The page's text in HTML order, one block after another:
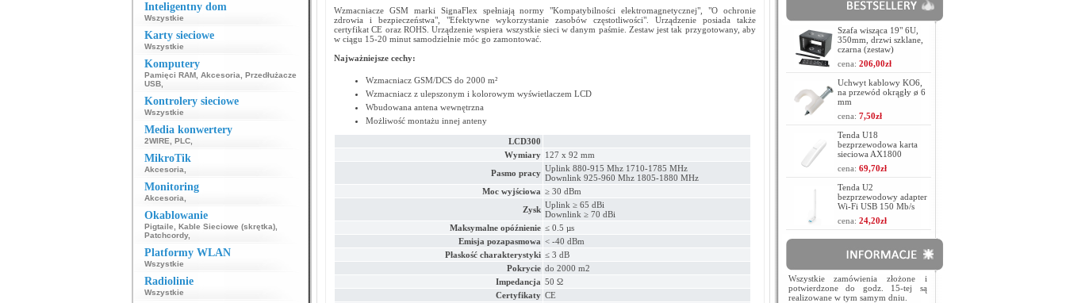
Inteligentny dom
Wszystkie
Karty sieciowe
Wszystkie
Komputery
Pamięci RAM, Akcesoria
Przedłużacze
USB,
Kontrolery sieciowe
Wszystkie
Media konwertery
2WIRE PLC,
MikroTik
Akcesoria
Monitoring
Akcesoria
Okablowanie
Pigtaile Kable Sieciowe (skrętka),
Patchcordy,
Platformy WLAN
Wszystkie
Radiolinie
Wszystkie
Wzmacniacze GSM marki SignaFlex spełniają normy "Kompatybilności elektromagnetycznej", "O ochronie
zdrowia i bezpieczeństwa", "Efektywne wykorzystanie zasobów częstotliwości". Urządzenie posiada także
certyfikat CE oraz ROHS. Urządzenie wspiera wszystkie sieci w danym paśmie. Zestaw jest tak przygotowany, aby
w ciągu 15-20 minut samodzielnie móc go zamontować.
Najważniejsze cechy:
Wzmacniacz GSM/DCS do 2000 m²
Wzmacniacz z ulepszonym i kolorowym wyświetlaczem LCD
Wbudowana antena wewnętrzna
Możliwość montażu innej anteny
LCD300
Wymiary 127 x 92 mm
Pasmo pracy Uplink 880-915 Mhz 1710-1785 MHz
Downlink 925-960 Mhz 1805-1880 MHz
Moc wyjściowa ≥ 30 dBm
Zysk Uplink ≥ 65 dBi
Downlink ≥ 70 dBi
Maksymalne opóźnienie ≤ 0.5 µs
Emisja pozapasmowa < -40 dBm
Płaskość charakterystyki ≤ 3 dB
Pokrycie do 2000 m2
Impedancja 50 Ω
Certyfikaty CE
Szafa wisząca 19" 6U,
350mm, drzwi szklane,
czarna (zestaw)
cena: 206,00zł
Uchwyt kablowy KO6,
na przewód okrągły ø 6
mm
cena: 7,50zł
Tenda U18
bezprzewodowa karta
sieciowa AX1800
cena: 69,70zł
Tenda U2
bezprzewodowy adapter
Wi-Fi USB 150 Mb/s
cena: 24,20zł
Wszystkie zamówienia złożone i
potwierdzone do godz. 15-tej są
realizowane w tym samym dniu.